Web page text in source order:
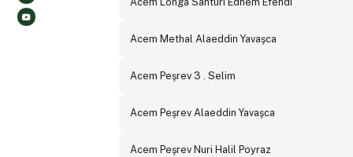
Acem Methal Alaeddin Yavaşca
Acem Peşrev 3 . Selim
Acem Peşrev Alaeddin Yavaşca
Acem Peşrev Nuri Halil Poyraz